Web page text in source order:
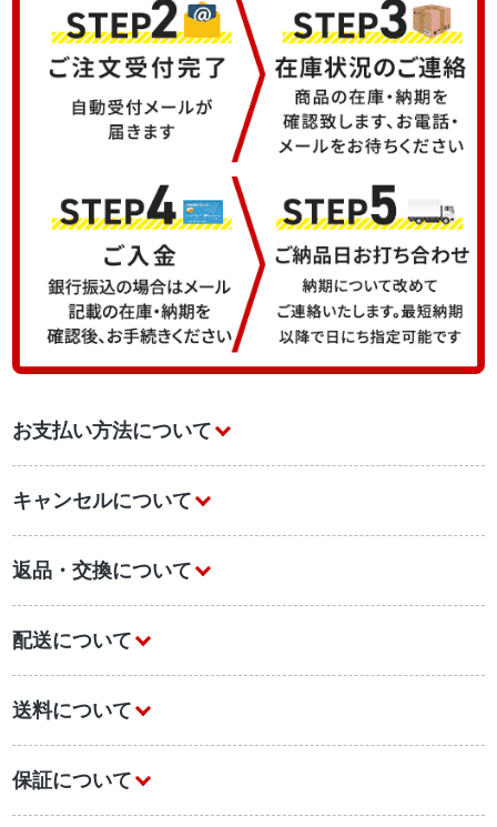
お支払い方法について
キャンセルについて
返品・交換について
配送について
送料について
保証について